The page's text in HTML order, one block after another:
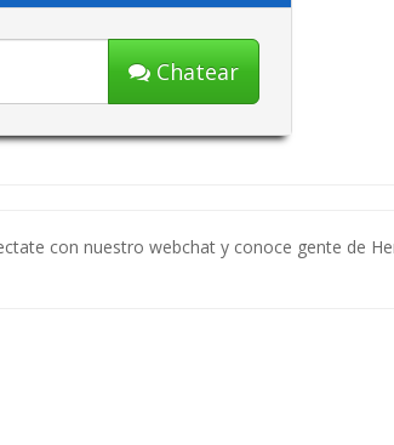
Chatear
con nuestro webchat y conoce gente de